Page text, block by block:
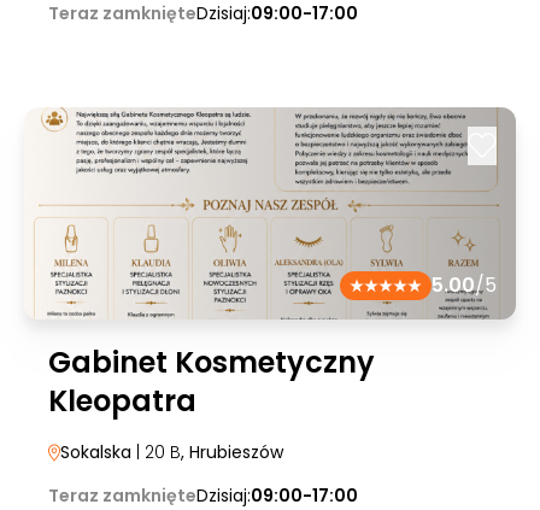
Teraz zamknięteDzisiaj:09:00-17:00
5.00/5
Gabinet Kosmetyczny
Kleopatra
Sokalska | 20 B, Hrubieszów
Teraz zamknięteDzisiaj:09:00-17:00